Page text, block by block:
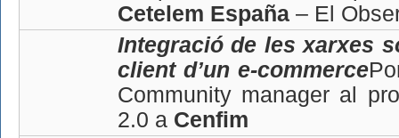
Cetelem España – El
Integració de les xarxes
client d’un e-commerce
Community manager al
2.0 a Cenfim